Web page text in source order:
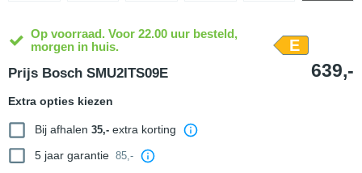
Op voorraad. Voor 22.00 uur besteld,
morgen in huis.
E
Prijs Bosch SMU2ITS09E 639,-
Extra opties kiezen
Bij afhalen 35,-extra korting
5 jaar garantie 85,-